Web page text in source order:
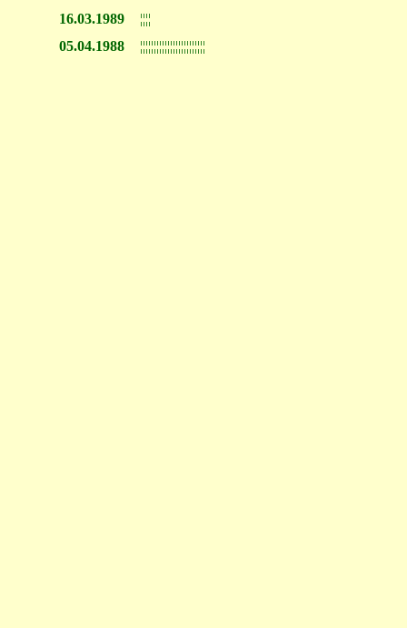
16.03.1989
¦¦¦¦
05.04.1988
¦¦¦¦¦¦¦¦¦¦¦¦¦¦¦¦¦¦¦¦¦¦¦¦